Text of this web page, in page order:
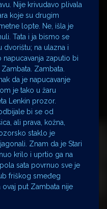
Nije krivudavo plivala
koje su drugim
lopte. Ne, išla je
Tata i ja bismo se
dvorištu; na ulazna i
napucavanja zaputio bi
Zambata.
da je napucavanje
je tako u žaru
Lenkin prozor.
bi se od
ali prava, kožna,
staklo je
Znam da je Stari
krilo i uprtio ga na
sata povrnuo sve je
friškog smeđeg
put Zambata nije